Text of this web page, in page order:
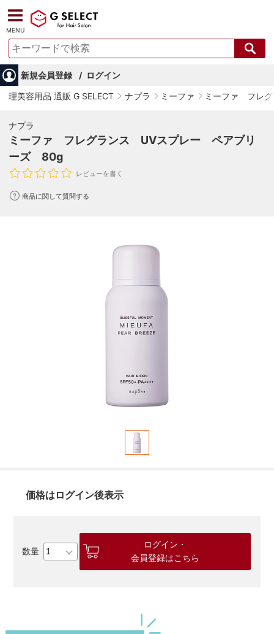
MENU
新規会員登録
ログイン
理美容用品 通販 G SELECT
ナプラ ミーファ ミーファ フレ
ナプラ
ミーファ フレグランス UVスプレー ペアブリ
ーズ 80g
レビューを書く
商品に関して質問する
価格はログイン後表示
ログイン・
会員登録はこちら